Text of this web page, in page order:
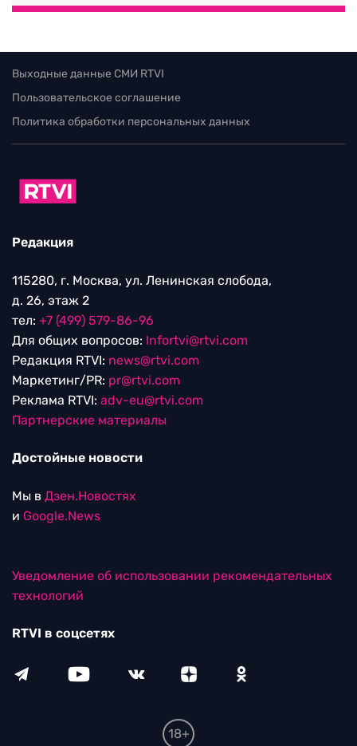
Выходные данные СМИ RTVI
Пользовательское соглашение
Политика обработки персональных данных
Редакция
115280, г. Москва, ул. Ленинская слобода,
д. 26, этаж 2
тел: +7 (499) 579-86-96
Для общих вопросов: Infortvi@rtvi.com
Редакция RTVI: news@rtvi.com
Маркетинг/PR: pr@rtvi.com
Реклама RTVI: adv-eu@rtvi.com
Партнерские материалы
Достойные новости
Мы в Дзен.Новостях
и Google.News
Уведомление об использовании рекомендательных
технологий
RTVI в соцсетях
18+